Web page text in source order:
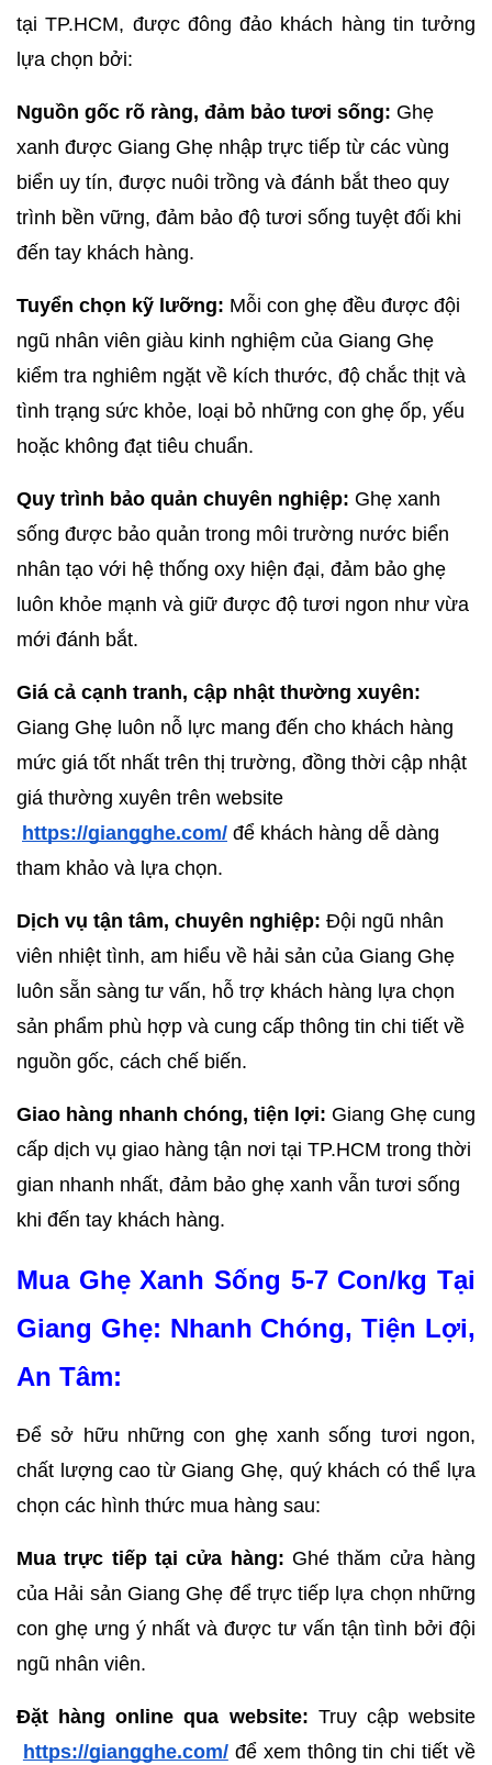
tại TP.HCM, được đông đảo khách hàng tin tưởng
lựa chọn bởi:
Nguồn gốc rõ ràng, đảm bảo tươi sống: Ghẹ
xanh được Giang Ghẹ nhập trực tiếp từ các vùng
biển uy tín, được nuôi trồng và đánh bắt theo quy
trình bền vững, đảm bảo độ tươi sống tuyệt đối khi
đến tay khách hàng.
Tuyển chọn kỹ lưỡng: Mỗi con ghẹ đều được đội
ngũ nhân viên giàu kinh nghiệm của Giang Ghẹ
kiểm tra nghiêm ngặt về kích thước, độ chắc thịt và
tình trạng sức khỏe, loại bỏ những con ghẹ ốp, yếu
hoặc không đạt tiêu chuẩn.
Quy trình bảo quản chuyên nghiệp: Ghẹ xanh
sống được bảo quản trong môi trường nước biển
nhân tạo với hệ thống oxy hiện đại, đảm bảo ghẹ
luôn khỏe mạnh và giữ được độ tươi ngon như vừa
mới đánh bắt.
Giá cả cạnh tranh, cập nhật thường xuyên:
Giang Ghẹ luôn nỗ lực mang đến cho khách hàng
mức giá tốt nhất trên thị trường, đồng thời cập nhật
giá thường xuyên trên website
https://giangghe.com/ để khách hàng dễ dàng
tham khảo và lựa chọn.
Dịch vụ tận tâm, chuyên nghiệp: Đội ngũ nhân
viên nhiệt tình, am hiểu về hải sản của Giang Ghẹ
luôn sẵn sàng tư vấn, hỗ trợ khách hàng lựa chọn
sản phẩm phù hợp và cung cấp thông tin chi tiết về
nguồn gốc, cách chế biến.
Giao hàng nhanh chóng, tiện lợi: Giang Ghẹ cung
cấp dịch vụ giao hàng tận nơi tại TP.HCM trong thời
gian nhanh nhất, đảm bảo ghẹ xanh vẫn tươi sống
khi đến tay khách hàng.
Mua Ghẹ Xanh Sống 5-7 Con/kg Tại
Giang Ghẹ: Nhanh Chóng, Tiện Lợi,
An Tâm:
Để sở hữu những con ghẹ xanh sống tươi ngon,
chất lượng cao từ Giang Ghẹ, quý khách có thể lựa
chọn các hình thức mua hàng sau:
Mua trực tiếp tại cửa hàng: Ghé thăm cửa hàng
của Hải sản Giang Ghẹ để trực tiếp lựa chọn những
con ghẹ ưng ý nhất và được tư vấn tận tình bởi đội
ngũ nhân viên.
Đặt hàng online qua website: Truy cập website
https://giangghe.com/ để xem thông tin chi tiết về